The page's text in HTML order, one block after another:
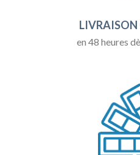
LIVRAISON
en 48 heures